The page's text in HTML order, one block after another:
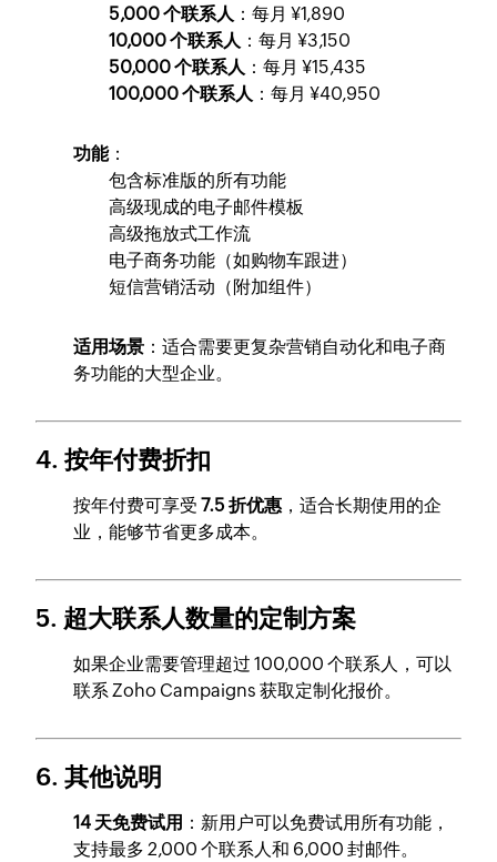
5,000 个联系人 ：每月 ¥1,890
10,000 个联系人 ：每月 ¥3,150
50,000 个联系人 ：每月 ¥15,435
100,000 个联系人 ：每月 ¥40,950
功能：
包含标准版的所有功能
高级现成的电子邮件模板
高级拖放式工作流
电子商务功能（如购物车跟进）
短信营销活动（附加组件）
适用场景 ：适合需要更复杂营销自动化和电子商
务功能的大型企业。
4. 按年付费折扣
按年付费可享受7.5 折优惠 ，适合长期使用的企
业，能够节省更多成本。
5. 超大联系人数量的定制方案
如果企业需要管理超过 100,000 个联系人，可以
联系 Zoho Campaigns 获取定制化报价。
6. 其他说明
14 天免费试用 ：新用户可以免费试用所有功能，
支持最多 2,000 个联系人和 6,000 封邮件。